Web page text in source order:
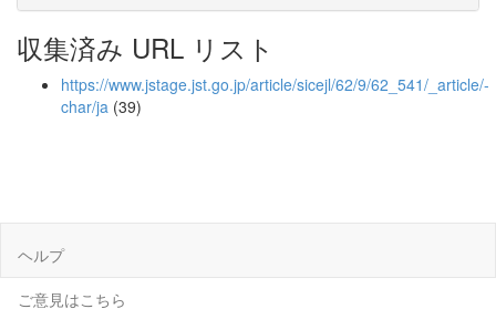
収集済み URL リスト
https://www.jstage.jst.go.jp/article/sicejl/62/9/62_541/_article/-
char/ja (39)
ヘルプ
ご意見はこちら